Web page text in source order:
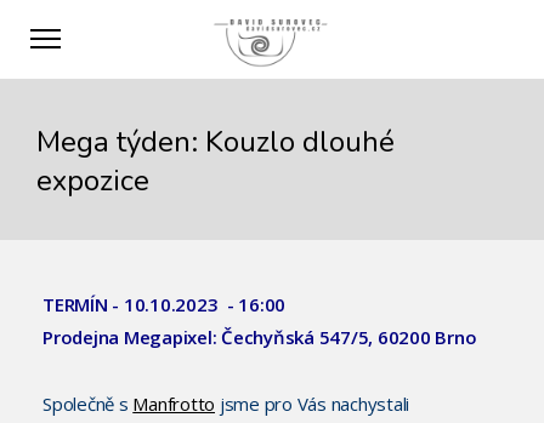
Mega týden: Kouzlo dlouhé
expozice
TERMÍN - 10.10.2023 - 16:00
Prodejna Megapixel: Čechyňská 547/5, 60200 Brno
Společně s Manfrotto jsme pro Vás nachystali